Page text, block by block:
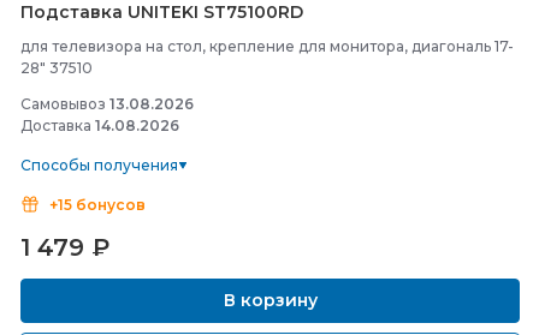
Подставка UNITEKI ST75100RD
для телевизора на стол, крепление для монитора, диагональ 17-
28" 37510
Самовывоз 13.08.2026
Доставка 14.08.2026
Способы получения
+15 бонусов
1 479 ₽
В корзину